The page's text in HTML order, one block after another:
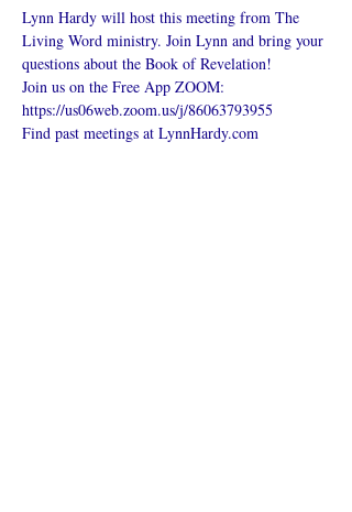
Lynn Hardy will host this meeting from The
Living Word ministry. Join Lynn and bring your
questions about the Book of Revelation!
Join us on the Free App ZOOM:
https://us06web.zoom.us/j/86063793955
Find past meetings at LynnHardy.com